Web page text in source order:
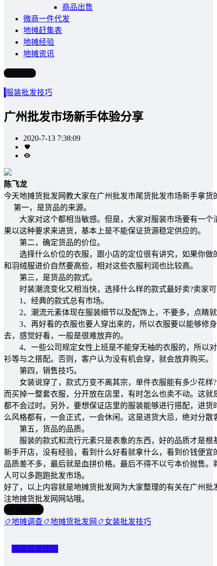
商品出售
微商一件代发
地摊赶集表
地摊经验
地摊资讯
写文章
服装批发技巧
广州批发市场新手体验分享
2020-7-13 7:38:09
陈飞龙
今天地摊货批发网教大家在广州批发市尾货批发市场新手拿
第一，是货品的来源。
大家对这个都相当敏感。但是，大家对服装市场要有一个
果以这种要求来进货，基本上是不能保证货源稳定供应的。
第二，确定货品的价位。
选择什么价位的衣服，跟小店的定位很有讲究，如果你做
和羽绒服进价自然要高些，相对这些衣服利润也比较高。
第三，是货品的款式。
时装潮流变化又相当快，选择什么样的款式最好卖?卖家可
1、经典的款式总有市场。
2、潮流元素体现在服装细节以及配饰上，不要多，点睛
3、再好看的衣服也要人穿出来的，所以衣服要以能够修
去，感觉好看，一般是很难放弃的。
4、一些公司规定女性上班是不能穿无袖的衣服的，所以
衫等与之搭配。否则，客户认为没有机会穿，就会放弃购买。
第四，销售技巧。
女装说穿了，款式万变不离其宗，单件衣服能有多少花样?
而买掉一整套衣服，分开放在店里，有时怎么也卖不动。这
都不会过时。另外，要想保证店里的服装能够进行搭配，进
么风格都有，一会正式，一会休闲。这是进货大忌，绝对分散
第五，货品的品质。
服装的款式和流行元素只是表象的东西，好的品质才是根
新手开店，没有经验，看到什么好看就拿什么，看到价钱便
品质差不多，最后就是血拼价格。最后不得不以亏本价抛售
人可以多跑跑批发市场。
好了，以上内容就是地摊货批发网为大家整理的有关在广州
注地摊货批发网网站哦。
地摊调查 地摊货批发网 女装批发技巧
服装批发技巧